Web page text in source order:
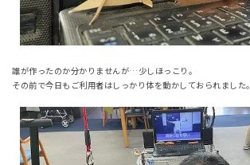
誰が作ったのか分かりませんが…少しほっこり。
その前で今日もご利用者はしっかり体を動かしておられました。